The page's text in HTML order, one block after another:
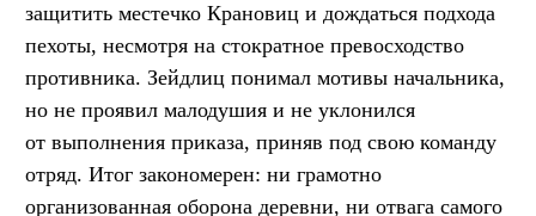
защитить местечко Крановиц и дождаться подхода
пехоты, несмотря на стократное превосходство
противника. Зейдлиц понимал мотивы начальника,
но не проявил малодушия и не уклонился
от выполнения приказа, приняв под свою команду
отряд. Итог закономерен: ни грамотно
организованная оборона деревни, ни отвага самого